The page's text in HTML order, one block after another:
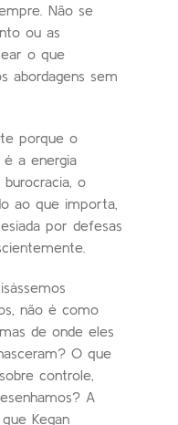
Não se
ou as
o que
abordagens sem
porque o
a energia
o
ao que importa,
por defesas
não é como
de onde eles
O que
controle,
A
Kegan